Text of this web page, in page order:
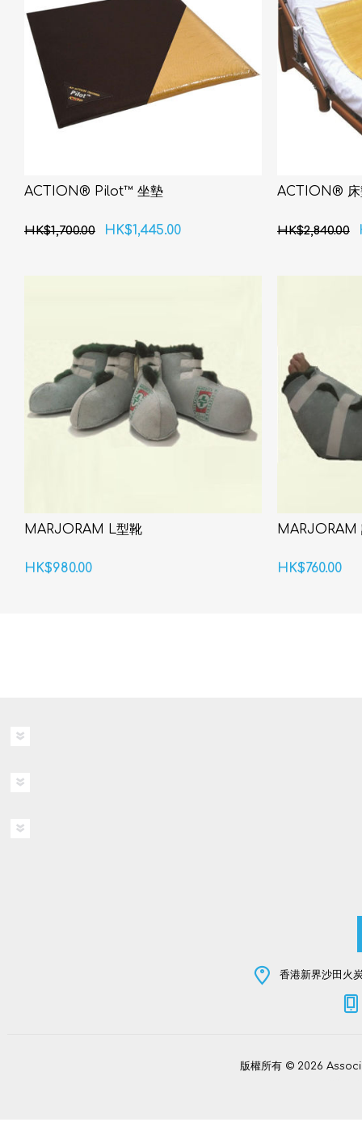
ACTION® Pilot™ 坐墊
HK$1,700.00 HK$1,445.00
ACTION® 床
HK$2,840.00
MARJORAM L型靴
HK$980.00
MARJORAM
HK$760.00
香港新界沙田火
版權所有 © 2026